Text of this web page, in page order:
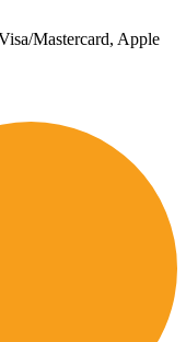
Mastercard, Apple